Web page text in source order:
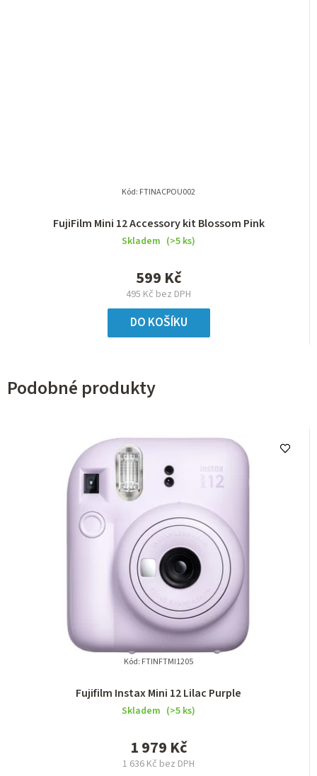
FujiFilm Mini 12 Accessory kit Blossom Pink
Skladem (>5 ks)
495 Kč bez DPH
599 Kč
DO KOŠÍKU
Kód: FTINACPOU002
Podobné produkty
Fujifilm Instax Mini 12 Lilac Purple
Skladem (>5 ks)
1 636 Kč bez DPH
1 979 Kč
Kód: FTINFTMI1205